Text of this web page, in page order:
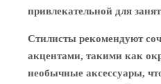
привлекательной для
Стилисты рекомендуют
акцентами, такими как
необычные аксессуары,